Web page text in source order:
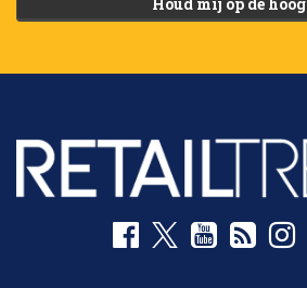
Houd mij op de